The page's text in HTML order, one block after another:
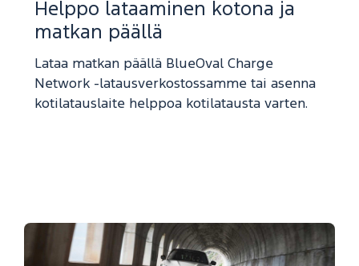
Helppo lataaminen kotona ja
matkan päällä
Lataa matkan päällä BlueOval Charge
Network -latausverkostossamme tai asenna
kotilatauslaite helppoa kotilatausta varten.